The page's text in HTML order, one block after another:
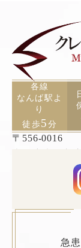
各線
なんば駅よ
り
徒歩5分
〒556-0016
急